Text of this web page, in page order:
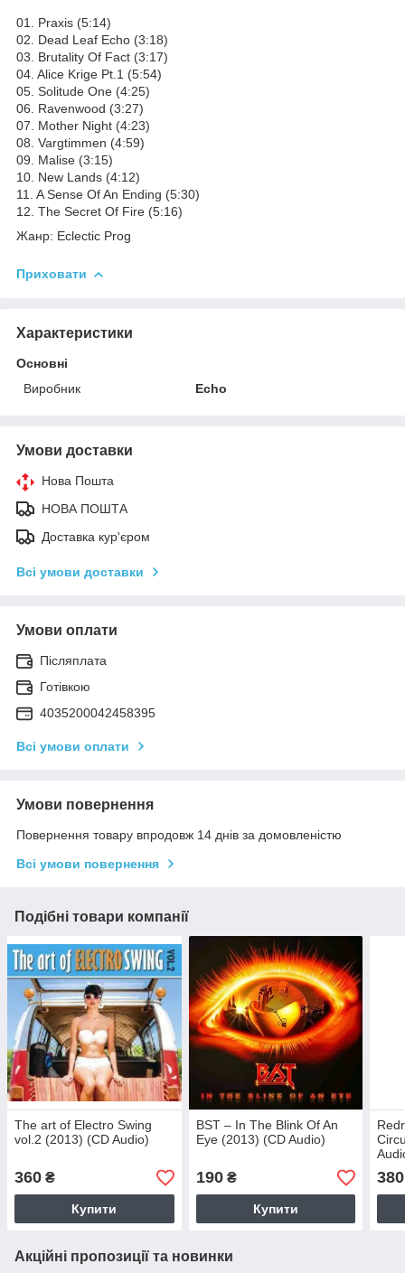
01. Praxis (5:14)
02. Dead Leaf Echo (3:18)
03. Brutality Of Fact (3:17)
04. Alice Krige Pt.1 (5:54)
05. Solitude One (4:25)
06. Ravenwood (3:27)
07. Mother Night (4:23)
08. Vargtimmen (4:59)
09. Malise (3:15)
10. New Lands (4:12)
11. A Sense Of An Ending (5:30)
12. The Secret Of Fire (5:16)
Жанр: Eclectic Prog
Приховати
Характеристики
Основні
Виробник
Echo
Умови доставки
Нова Пошта
НОВА ПОШТА
Доставка кур'єром
Всі умови доставки
Умови оплати
Післяплата
Готівкою
4035200042458395
Всі умови оплати
Умови повернення
Повернення товару впродовж 14 днів за домовленістю
Всі умови повернення
Подібні товари компанії
The art of Electro Swing
vol.2 (2013) (CD Audio)
360 ₴
Купити
BST – In The Blink Of An
Eye (2013) (CD Audio)
190₴
Купити
380
Акційні пропозиції та новинки